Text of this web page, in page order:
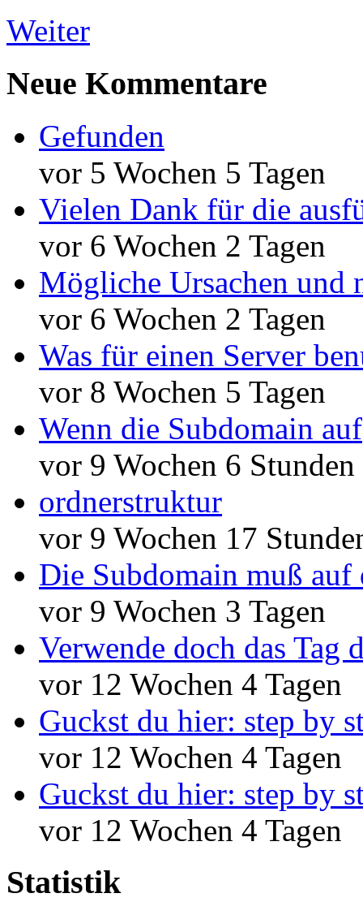
Weiter
Neue Kommentare
Gefunden
vor 5 Wochen 5 Tagen
Vielen Dank für die
vor 6 Wochen 2 Tagen
Mögliche Ursachen und
vor 6 Wochen 2 Tagen
Was für einen Server
vor 8 Wochen 5 Tagen
Wenn die Subdomain auf
vor 9 Wochen 6 Stunden
ordnerstruktur
vor 9 Wochen 17
Die Subdomain muß auf
vor 9 Wochen 3 Tagen
Verwende doch das Tag
vor 12 Wochen 4 Tagen
Guckst du hier: step by
vor 12 Wochen 4 Tagen
Guckst du hier: step by
vor 12 Wochen 4 Tagen
Statistik